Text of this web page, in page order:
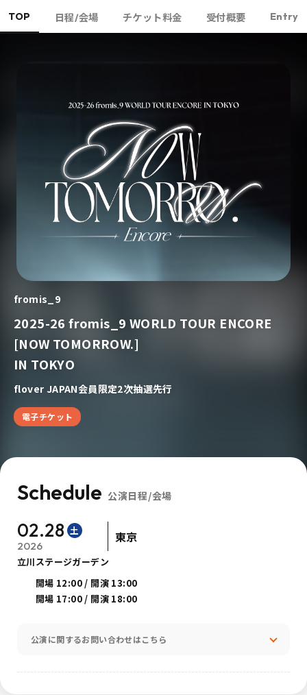
TOP 日程/会場 チケット料金 受付概要 Entry
fromis_9
2025-26 fromis_9 WORLD TOUR ENCORE
[NOW TOMORROW.]
IN TOKYO
flover JAPAN会員限定2次抽選先行
電子チケット
Schedule 公演日程/会場
02.28 土
2026
東京
立川ステージガーデン
開場 12:00 / 開演 13:00
開場 17:00 / 開演 18:00
公演に関するお問い合わせはこちら